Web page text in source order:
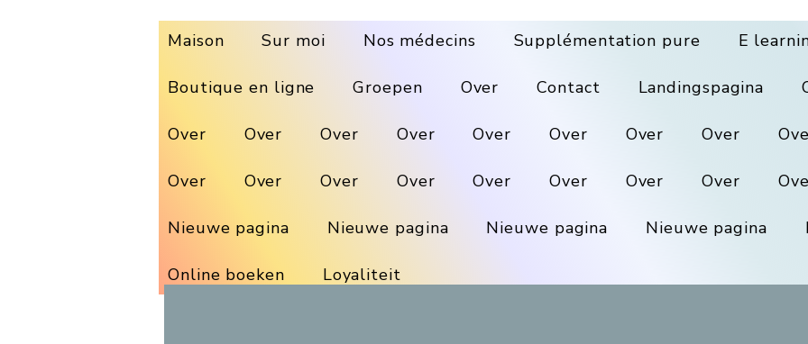
Maison Sur moi Nos médecins Supplémentation pure E
Boutique en ligne Groepen Over Contact Landingspagina
Over Over Over Over Over Over Over Over
Over Over Over Over Over Over Over Over
Nieuwe pagina Nieuwe pagina Nieuwe pagina Nieuwe pagina
Online boeken Loyaliteit